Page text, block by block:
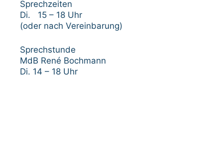
Sprechzeiten
Di. 15 – 18 Uhr
(oder nach Vereinbarung)
Sprechstunde
MdB René Bochmann
Di. 14 – 18 Uhr